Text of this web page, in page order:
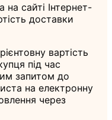
на сайті Інтернет-
доставки
вартість
під час
запитом до
на електронну
через